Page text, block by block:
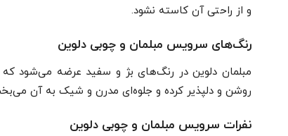
و از راحتی آن کاسته نشود.
رنگ‌های سرویس مبلمان و چوبی دلوین
مبلمان دلوین در رنگ‌های بژ و سفید عرضه می‌شود
روشن و دلپذیر کرده و جلوه‌ای مدرن و شیک به آن
نفرات سرویس مبلمان و چوبی دلوین